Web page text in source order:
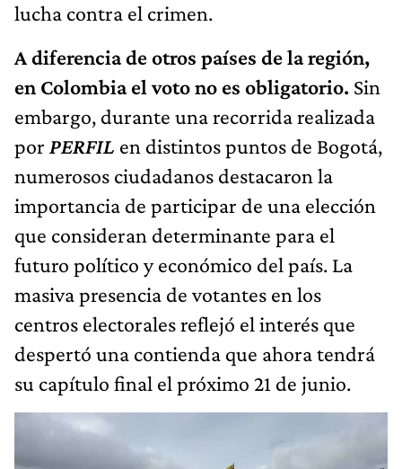
lucha contra el crimen.
A diferencia de otros países de la región,
en Colombia el voto no es obligatorio. Sin
embargo, durante una recorrida realizada
por PERFIL en distintos puntos de Bogotá,
numerosos ciudadanos destacaron la
importancia de participar de una elección
que consideran determinante para el
futuro político y económico del país. La
masiva presencia de votantes en los
centros electorales reflejó el interés que
despertó una contienda que ahora tendrá
su capítulo final el próximo 21 de junio.